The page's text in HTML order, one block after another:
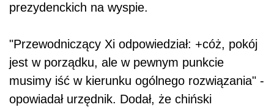
prezydenckich na wyspie.
"Przewodniczący Xi odpowiedział: +cóż, pokój
jest w porządku, ale w pewnym punkcie
musimy iść w kierunku ogólnego rozwiązania" -
opowiadał urzędnik. Dodał, że chiński